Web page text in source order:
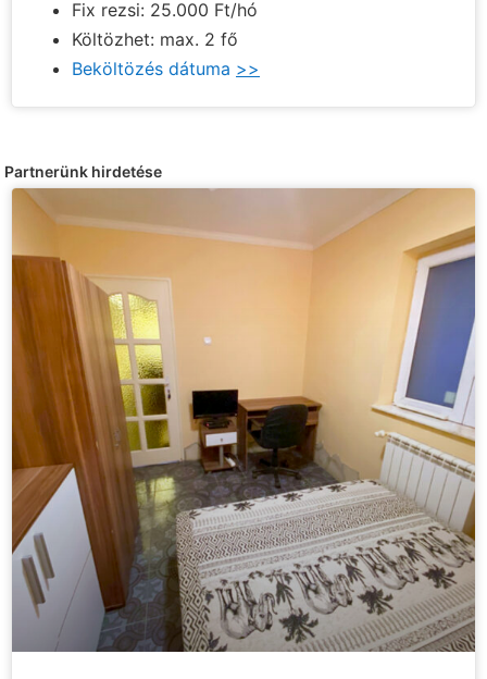
Fix rezsi: 25.000 Ft/hó
Költözhet: max. 2 fő
Beköltözés dátuma >>